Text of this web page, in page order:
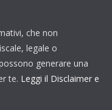
che non
legale o
generare una
te. Leggi il Disclaimer e